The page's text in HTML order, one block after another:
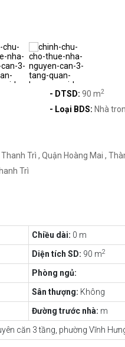
- DTSD: 90 m2
- Loại BDS: Nhà
Trì , Quận Hoàng Mai ,
Trì
Chiều dài: 0 m
Diện tích SD: 90 m2
Phòng ngủ:
Sân thượng: Không
Đường trước nhà: m
căn 3 tầng, phường Vĩnh